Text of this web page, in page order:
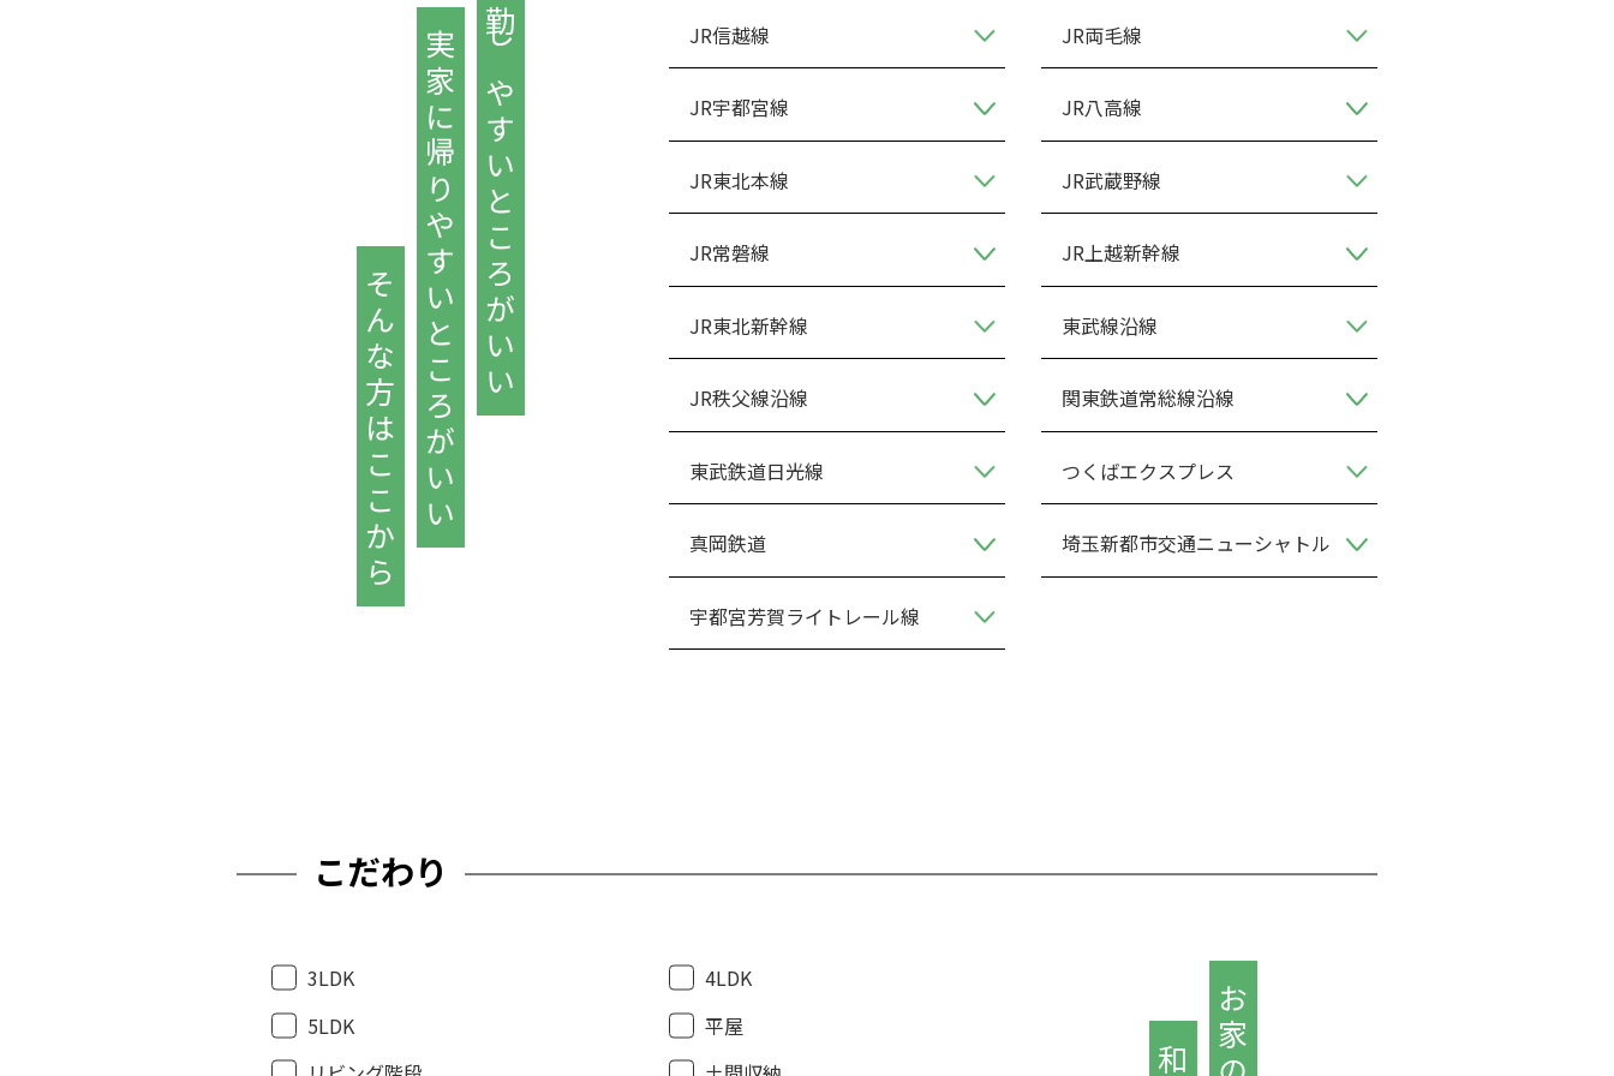
通勤しやすいところがいい
実家に帰りやすいところがいい
そんな方はここから
JR信越線
JR宇都宮線
JR東北本線
JR常磐線
JR東北新幹線
JR秩父線沿線
東武鉄道日光線
真岡鉄道
宇都宮芳賀ライトレール線
JR両毛線
JR八高線
JR武蔵野線
JR上越新幹線
東武線沿線
関東鉄道常総線沿線
つくばエクスプレス
埼玉新都市交通ニューシャトル
こだわり
3LDK
5LDK
4LDK
平屋